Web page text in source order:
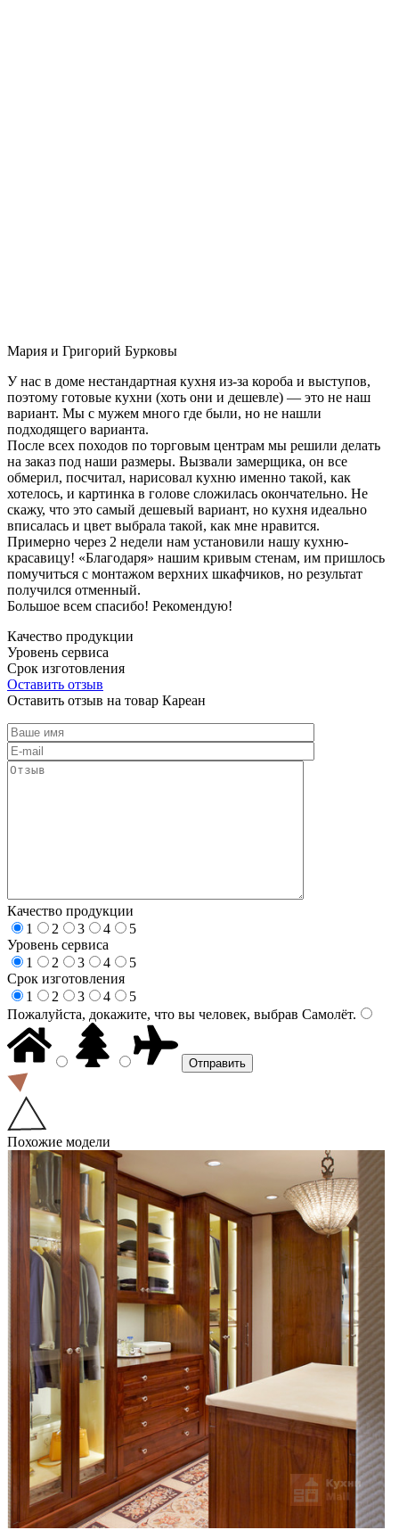
Мария и Григорий Бурковы
У нас в доме нестандартная кухня из-за короба и выступов,
поэтому готовые кухни (хоть они и дешевле) — это не наш
вариант. Мы с мужем много где были, но не нашли
подходящего варианта.
После всех походов по торговым центрам мы решили делать
на заказ под наши размеры. Вызвали замерщика, он все
обмерил, посчитал, нарисовал кухню именно такой, как
хотелось, и картинка в голове сложилась окончательно. Не
скажу, что это самый дешевый вариант, но кухня идеально
вписалась и цвет выбрала такой, как мне нравится.
Примерно через 2 недели нам установили нашу кухню-
красавицу! «Благодаря» нашим кривым стенам, им пришлось
помучиться с монтажом верхних шкафчиков, но результат
получился отменный.
Большое всем спасибо! Рекомендую!
Качество продукции
Уровень сервиса
Срок изготовления
Оставить отзыв
Оставить отзыв на товар Кареан
Качество продукции
1
2 3 4
5
Уровень сервиса
1
2 3 4
5
Срок изготовления
1
2 3 4
5
Пожалуйста, докажите, что вы человек, выбрав Самолёт.
Похожие модели